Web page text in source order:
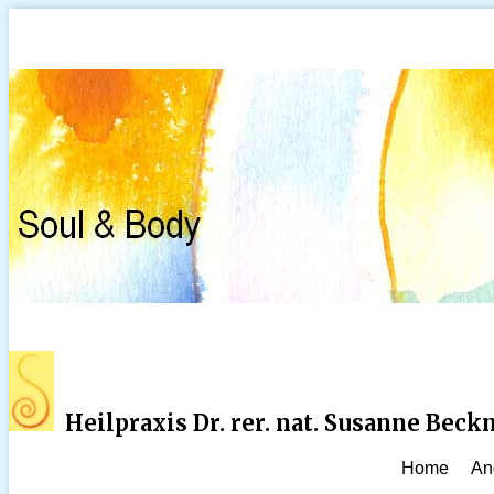
Heilpraxis Dr. rer. nat. Susanne
Home